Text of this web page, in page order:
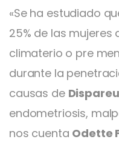
«Se ha estudiado
25% de las mujeres
climaterio o pre
durante la
causas de
endometriosis,
nos cuenta Odette